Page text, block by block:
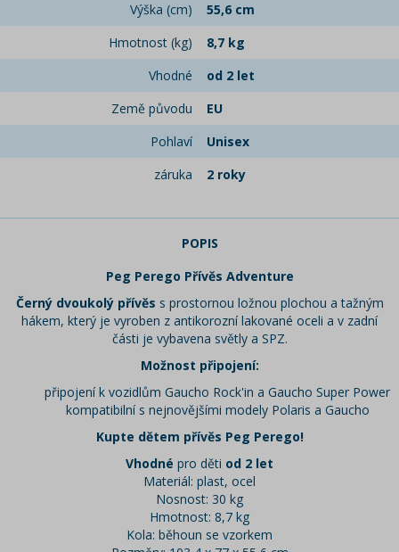
Výška (cm)
55,6 cm
Hmotnost (kg)
8,7 kg
Vhodné
od 2 let
Země původu
EU
Pohlaví
Unisex
záruka
2 roky
POPIS
Peg Perego Přívěs Adventure
Černý dvoukolý přívěs s prostornou ložnou plochou a tažným
hákem, který je vyroben z antikorozní lakované oceli a v zadní
části je vybavena světly a SPZ.
Možnost připojení:
připojení k vozidlům ​​Gaucho Rock'in a Gaucho Super Power
kompatibilní s nejnovějšími modely Polaris a Gaucho
Kupte dětem přívěs Peg Perego!
Vhodné pro děti od 2 let
Materiál: plast, ocel
Nosnost: 30 kg
Hmotnost: 8,7 kg
Kola: běhoun se vzorkem